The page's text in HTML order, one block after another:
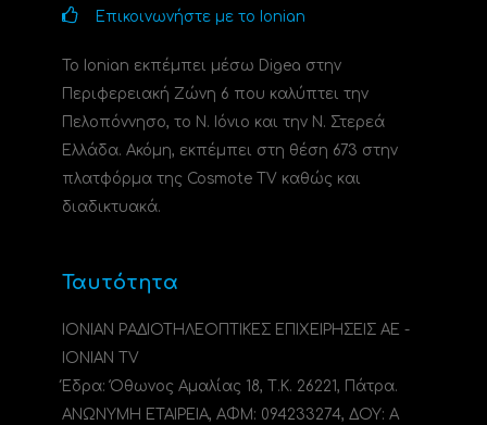
Επικοινωνήστε με το Ionian
Το Ionian εκπέμπει μέσω Digea στην
Περιφερειακή Ζώνη 6 που καλύπτει την
Πελοπόννησο, το N. Ιόνιο και την Ν. Στερεά
Ελλάδα. Ακόμη, εκπέμπει στη θέση 673 στην
πλατφόρμα της Cosmote TV καθώς και
διαδικτυακά.
Ταυτότητα
ΙΟΝΙΑΝ ΡΑΔΙΟΤΗΛΕΟΠΤΙΚΕΣ ΕΠΙΧΕΙΡΗΣΕΙΣ ΑΕ -
IONIAN TV
Έδρα: Όθωνος Αμαλίας 18, Τ.Κ. 26221, Πάτρα.
ΑΝΩΝΥΜΗ ΕΤΑΙΡΕΙΑ, ΑΦΜ: 094233274, ΔΟΥ: A